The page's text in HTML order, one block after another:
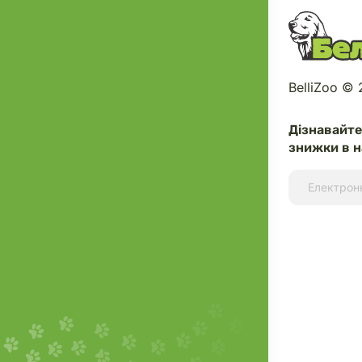
знижки в
BelliZoo ©